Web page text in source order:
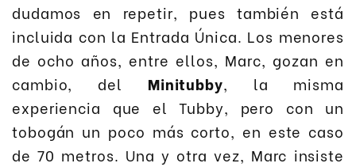
dudamos en repetir, pues también está
incluida con la Entrada Única. Los menores
de ocho años, entre ellos, Marc, gozan en
cambio, del Minitubby, la misma
experiencia que el Tubby, pero con un
tobogán un poco más corto, en este caso
de 70 metros. Una y otra vez, Marc insiste